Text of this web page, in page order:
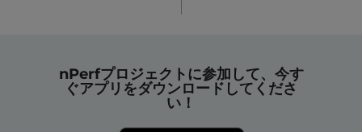
nPerfプロジェクトに参加して、今す
ぐアプリをダウンロードしてくださ
い！